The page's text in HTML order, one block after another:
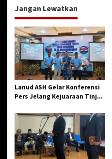
a
s
i
p
o
s
Jangan Lewatkan
Lanud ASH Gelar Konferensi
Pers Jelang Kejuaraan Tinju
2026